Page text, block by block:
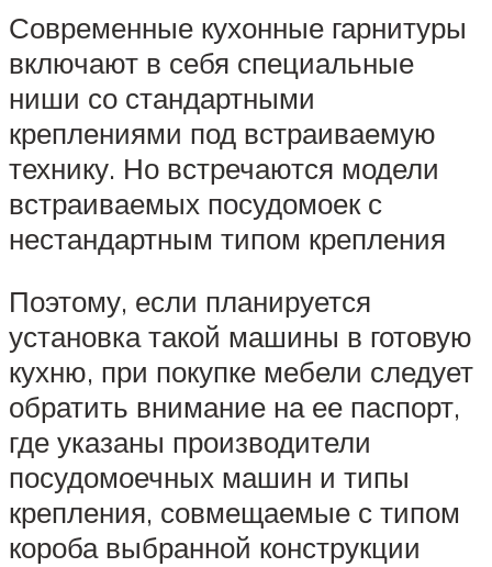
Современные кухонные гарнитуры
включают в себя специальные
ниши со стандартными
креплениями под встраиваемую
технику. Но встречаются модели
встраиваемых посудомоек с
нестандартным типом крепления
Поэтому, если планируется
установка такой машины в готовую
кухню, при покупке мебели следует
обратить внимание на ее паспорт,
где указаны производители
посудомоечных машин и типы
крепления, совмещаемые с типом
короба выбранной конструкции